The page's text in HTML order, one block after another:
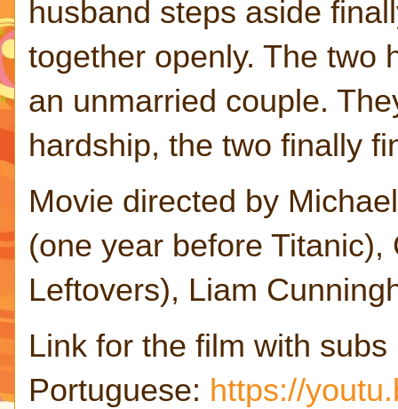
husband steps aside
together openly. The two
an unmarried couple.
hardship, the two finally
Movie directed by
(one year before
Leftovers), Liam
Link for the film with
Portuguese: https://